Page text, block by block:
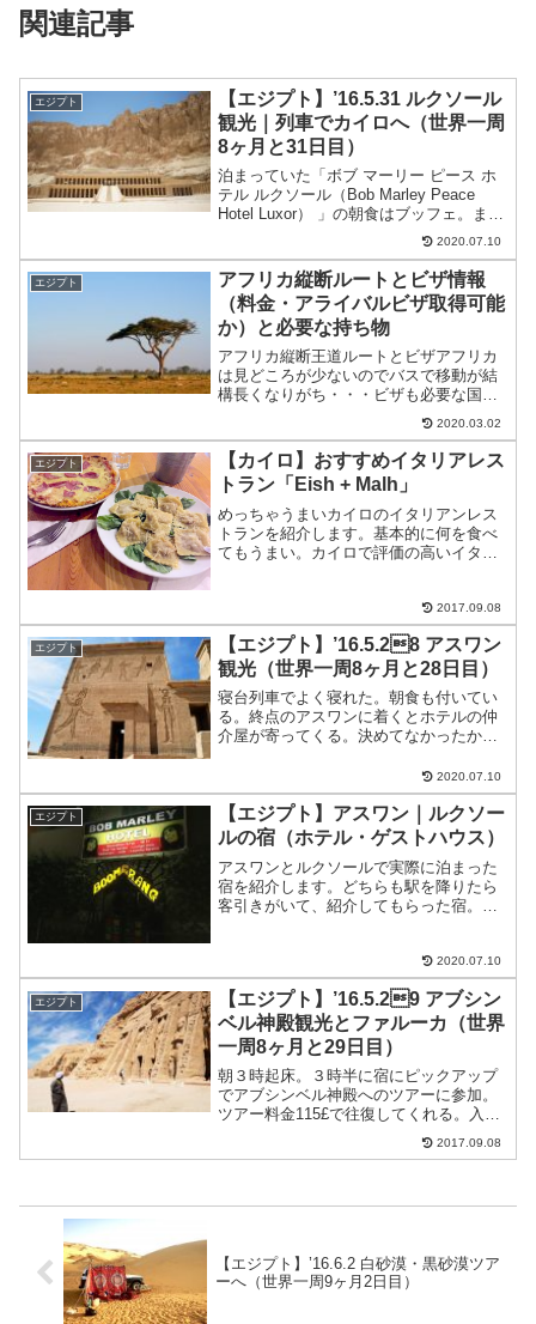
関連記事
エジプト
【エジプト】’16.5.31 ルクソール
観光｜列車でカイロへ（世界一周
8ヶ月と31日目）
泊まっていた「ボブ マーリー ピース ホ
テル ルクソール（Bob Marley Peace
Hotel Luxor） 」の朝食はブッフェ。まぁ
普通。agodaで詳しくみてみる宿で申し
込んだルクソール西岸ツアーに参加。40£
（約480円）と格...
2020.07.10
エジプト
アフリカ縦断ルートとビザ情報
（料金・アライバルビザ取得可能
か）と必要な持ち物
アフリカ縦断王道ルートとビザアフリカ
は見どころが少ないのでバスで移動が結
構長くなりがち・・・ビザも必要な国が
多く。出費が増えます。僕が通ったアフ
リカのルートエジプト（ダハブ→カイロ
→列車→アスワン・ルクソール→列車→
カイロ）→飛行機→エチオ...
2020.03.02
エジプト
【カイロ】おすすめイタリアレス
トラン「Eish + Malh」
めっちゃうまいカイロのイタリアンレス
トランを紹介します。基本的に何を食べ
てもうまい。カイロで評価の高いイタリ
頼んで1,000円ちょっと。「Eish +
Malh」の店頭...
2017.09.08
エジプト
【エジプト】’16.5.28 アスワン
観光（世界一周8ヶ月と28日目）
寝台列車でよく寝れた。朝食も付いてい
る。終点のアスワンに着くとホテルの仲
介屋が寄ってくる。決めてなかったから
hotel」個室ファンで80£（約960円）関連
記事アスワンハイダムとフィラエ神殿旅
行会...
2020.07.10
エジプト
【エジプト】アスワン｜ルクソー
ルの宿（ホテル・ゲストハウス）
アスワンとルクソールで実際に泊まった
宿を紹介します。どちらも駅を降りたら
客引きがいて、紹介してもらった宿。オ
す。アスワンnoohan hotel駅から近い宿
で、すぐ近くが...
2020.07.10
エジプト
【エジプト】’16.5.29 アブシン
ベル神殿観光とファルーカ（世界
一周8ヶ月と29日目）
朝３時起床。３時半に宿にピックアップ
でアブシンベル神殿へのツアーに参加。
ツアー料金115£で往復してくれる。入場
料は別途。ミニバス（トヨタのコースタ
ー）で出発。入場料120£（約1,440円）ア
2017.09.08
【エジプト】’16.6.2 白砂漠・黒砂漠ツア
ーへ（世界一周9ヶ月2日目）